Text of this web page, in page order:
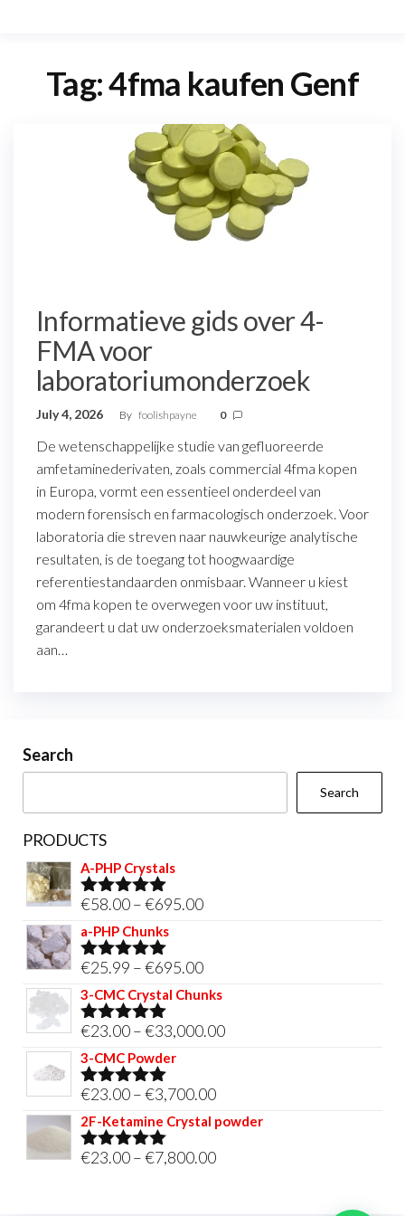
Tag:4fma kaufen Genf
Informatieve gids over 4-
FMA voor
laboratoriumonderzoek
July 4, 2026 By foolishpayne 0
De wetenschappelijke studie van gefluoreerde
amfetaminederivaten, zoals commercial 4fma kopen
in Europa, vormt een essentieel onderdeel van
modern forensisch en farmacologisch onderzoek. Voor
laboratoria die streven naar nauwkeurige analytische
resultaten, is de toegang tot hoogwaardige
referentiestandaarden onmisbaar. Wanneer u kiest
om 4fma kopen te overwegen voor uw instituut,
garandeert u dat uw onderzoeksmaterialen voldoen
aan…
Search
Search
PRODUCTS
A-PHP Crystals
Rated5.00
out of 5
€58.00–€695.00Price
through
€695.00
a-PHP Chunks
Rated5.00
out of 5
€25.99 –€695.00Price
range:
through
3-CMC Crystal Chunks
Rated5.00
out of 5
€23.00–€33,000.00Price
€33,000.00
3-CMC Powder
Rated5.00
out of 5
€23.00–€3,700.00Price
range:
through
2F-Ketamine Crystal powder
Rated4.95
€23.00–€7,800.00Price